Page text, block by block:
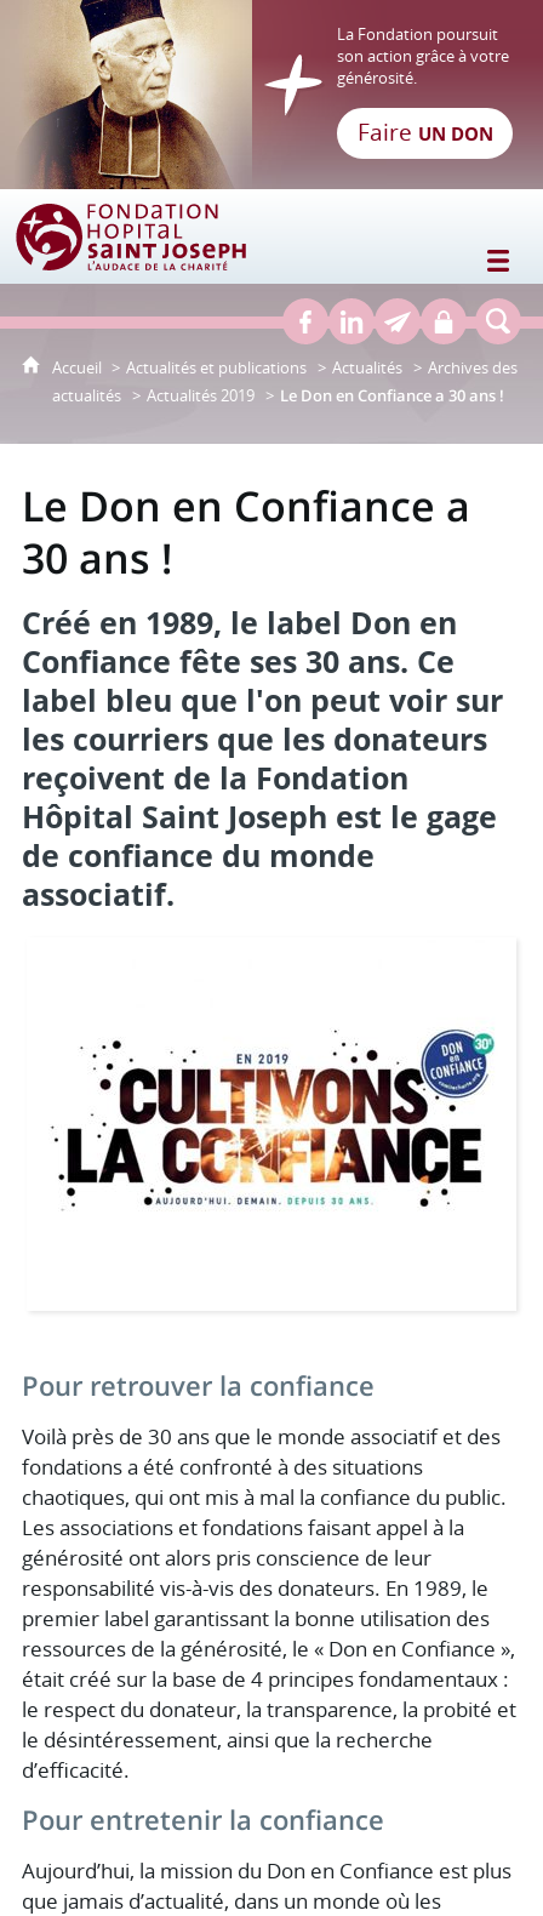
Fondation Hôpital Saint Joseph
La Fondation poursuit
son action grâce à votre
générosité.
Faire UN DON
Accueil Actualités et publications Actualités
Archives des
actualités
Actualités 2019 Le Don en Confiance a 30 ans !
Le Don en Confiance a
30 ans !
Créé en 1989, le label Don en
Confiance fête ses 30 ans. Ce
label bleu que l'on peut voir sur
les courriers que les donateurs
reçoivent de la Fondation
Hôpital Saint Joseph est le gage
de confiance du monde
associatif.
Pour retrouver la confiance
Voilà près de 30 ans que le monde associatif et des
fondations a été confronté à des situations
chaotiques, qui ont mis à mal la confiance du public.
Les associations et fondations faisant appel à la
générosité ont alors pris conscience de leur
responsabilité vis-à-vis des donateurs. En 1989, le
premier label garantissant la bonne utilisation des
ressources de la générosité, le « Don en Confiance »,
était créé sur la base de 4 principes fondamentaux :
le respect du donateur, la transparence, la probité et
le désintéressement, ainsi que la recherche
d’efficacité.
Pour entretenir la confiance
Aujourd’hui, la mission du Don en Confiance est plus
que jamais d’actualité, dans un monde où les